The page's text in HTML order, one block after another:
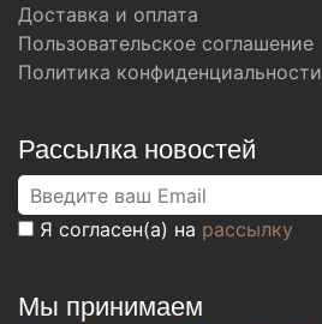
Доставка и оплата
Пользовательское соглашение
Политика конфиденциальности
Рассылка новостей
Я согласен(а) на рассылку
Мы принимаем